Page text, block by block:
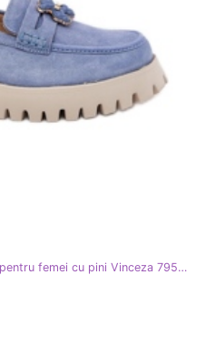
Mocasinele din piele de căprioară pentru femei cu pini Vinceza 79533 albastru